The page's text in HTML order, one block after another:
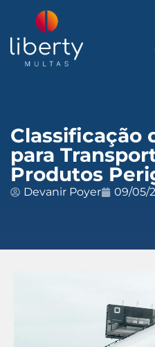
Classificação
para
Produtos
Devanir Poyer 09/05/